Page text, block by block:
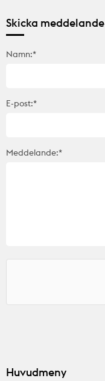
Skicka meddelande
Namn:*
E-post:*
Meddelande:*
Huvudmeny